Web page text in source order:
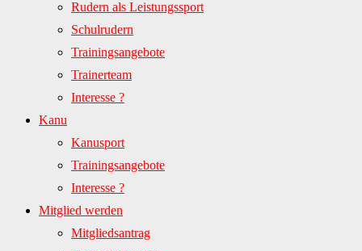
Rudern als Leistungssport
Schulrudern
Trainingsangebote
Trainerteam
Interesse ?
Kanu
Kanusport
Trainingsangebote
Interesse ?
Mitglied werden
Mitgliedsantrag